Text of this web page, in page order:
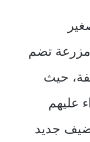
تضم
حيث
عليهم
ضيف جديد